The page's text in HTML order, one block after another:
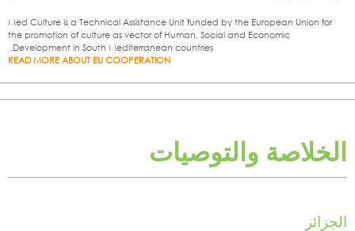
Med Culture is a Technical Assistance Unit funded by the European Union for
the promotion of culture as vector of Human, Social and Economic
Development in South Mediterranean countries.
READ MORE ABOUT EU COOPERATION
الخلاصة والتوصيات
الجزائر